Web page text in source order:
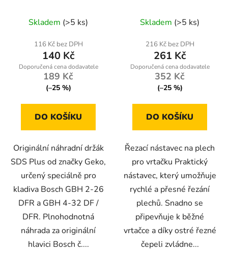
Skladem (>5 ks)
116 Kč bez DPH
140 Kč
189 Kč
(–25 %)
DO KOŠÍKU
Originální náhradní držák
SDS Plus od značky Geko,
určený speciálně pro
kladiva Bosch GBH 2-26
DFR a GBH 4-32 DF /
DFR. Plnohodnotná
náhrada za originální
hlavici Bosch č....
hodnocení
produktu
je
4,8
z
hvězdiček.
Skladem (>5 ks)
216 Kč bez DPH
261 Kč
352 Kč
(–25 %)
DO KOŠÍKU
Řezací nástavec na plech
pro vrtačku Praktický
nástavec, který umožňuje
rychlé a přesné řezání
plechů. Snadno se
připevňuje k běžné
vrtačce a díky ostré řezné
čepeli zvládne...